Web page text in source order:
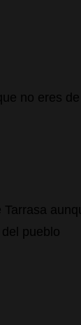
no eres
Tarrasa
pueblo